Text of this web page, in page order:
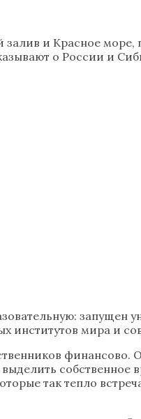
и Красное море,
о России и
запущен
институтов мира и
финансово.
собственное
так тепло